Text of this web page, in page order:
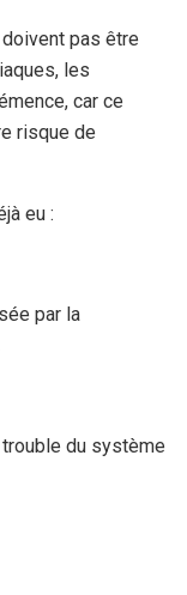
pas être
les
car ce
risque de
eu :
par la
du système